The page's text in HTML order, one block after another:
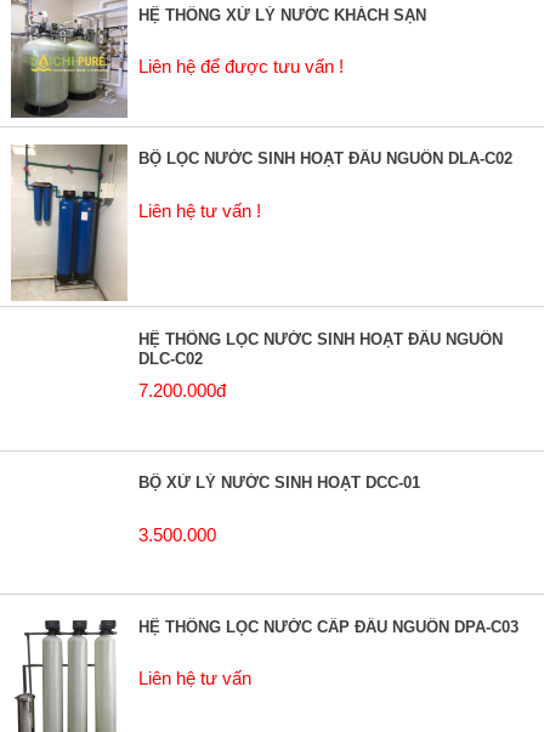
HỆ THỐNG XỬ LÝ NƯỚC KHÁCH SẠN
Liên hệ để được tưu vấn !
BỘ LỌC NƯỚC SINH HOẠT ĐẦU NGUỒN DLA-C02
Liên hệ tư vấn !
HỆ THỐNG LỌC NƯỚC SINH HOẠT ĐẦU NGUỒN
DLC-C02
7.200.000đ
BỘ XỬ LÝ NƯỚC SINH HOẠT DCC-01
3.500.000
HỆ THỐNG LỌC NƯỚC CẤP ĐẦU NGUỒN DPA-C03
Liên hệ tư vấn